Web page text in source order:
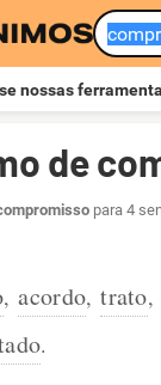
nossas
de
para 4
, acordo, trato,
.